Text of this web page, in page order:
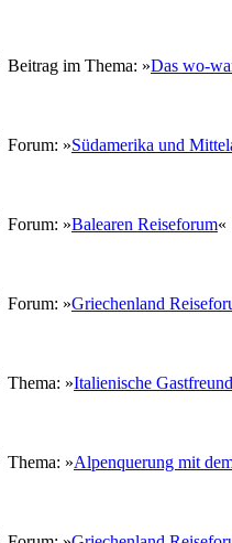
Beitrag im Thema: »Das wo-
Forum: »Südamerika und
Forum: »Balearen Reiseforum«
Forum: »Griechenland
Thema: »Italienische
Thema: »Alpenquerung mit